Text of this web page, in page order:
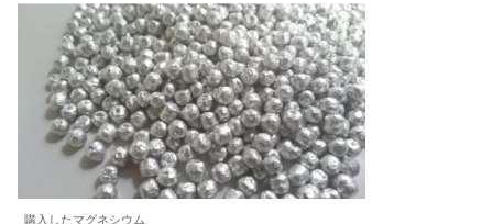
購入したマグネシウム